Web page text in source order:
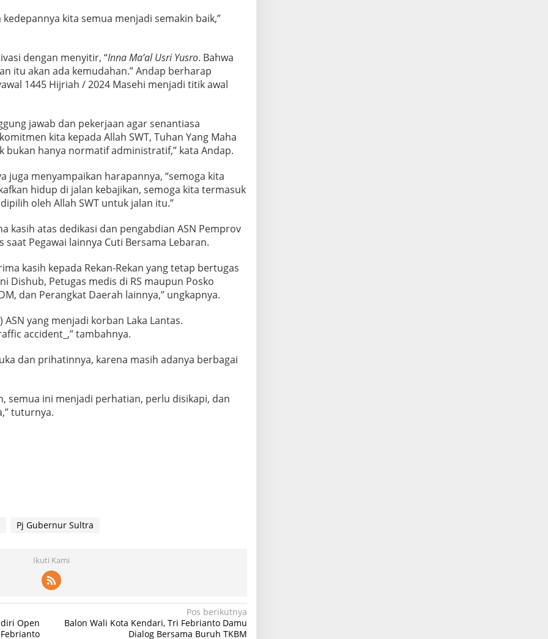
kita semua menjadi semakin baik,”
dengan menyitir, “Inna Ma’al Usri Yusro. Bahwa
itu akan ada kemudahan.” Andap berharap
1445 Hijriah / 2024 Masehi menjadi titik awal
jawab dan pekerjaan agar senantiasa
kita kepada Allah SWT, Tuhan Yang Maha
bukan hanya normatif administratif,” kata Andap.
juga menyampaikan harapannya, “semoga kita
hidup di jalan kebajikan, semoga kita termasuk
oleh Allah SWT untuk jalan itu.”
kasih atas dedikasi dan pengabdian ASN Pemprov
Pegawai lainnya Cuti Bersama Lebaran.
kasih kepada Rekan-Rekan yang tetap bertugas
Dishub, Petugas medis di RS maupun Posko
dan Perangkat Daerah lainnya,” ungkapnya.
yang menjadi korban Laka Lantas.
accident_,” tambahnya.
dan prihatinnya, karena masih adanya berbagai
semua ini menjadi perhatian, perlu disikapi, dan
tuturnya.
Pj Gubernur Sultra
Ikuti Kami
Open
Pos berikutnya
Balon Wali Kota Kendari, Tri Febrianto Damu
Dialog Bersama Buruh TKBM